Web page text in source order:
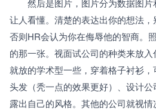
然后是图片，图片分为数据图片
让人看懂。清楚的表达出你的想法，
否则HR会认为你在侮辱他的智商。
的那一张。视面试公司的种类来放
就放的学术型一些，穿着格子衬衫
头发（秃一点的效果更好）、设计
露出自己的风格。其他的公司就视情